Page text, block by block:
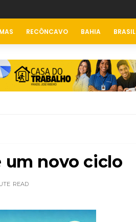
RECÔNCAVO BAHIA BRASIL
um novo ciclo
READ